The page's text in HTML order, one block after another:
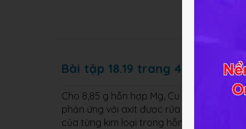
Bài tập 18.19 trang 40 SBT Hóa
Cho 8,85 g hỗn hợp Mg, Cu và Zn vào
phản ứng với axit được rửa sạch rồi đốt
của từng kim loại trong hỗn hợp.